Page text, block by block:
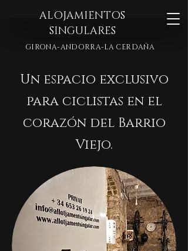
ALOJAMIENTOS
SINGULARES
GIRONA-ANDORRA-LA CERDAÑA
Un espacio exclusivo
para ciclistas en el
corazón del Barrio
Viejo.